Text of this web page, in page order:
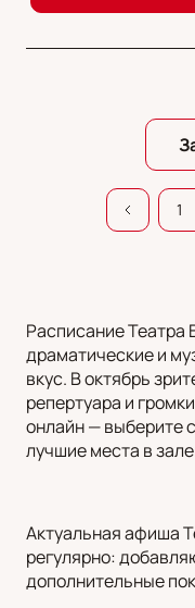
1
Расписание Театра
драматические и
вкус. В октябрь
репертуара и
онлайн — выберите
лучшие места в
Актуальная афиша
регулярно:
дополнительные